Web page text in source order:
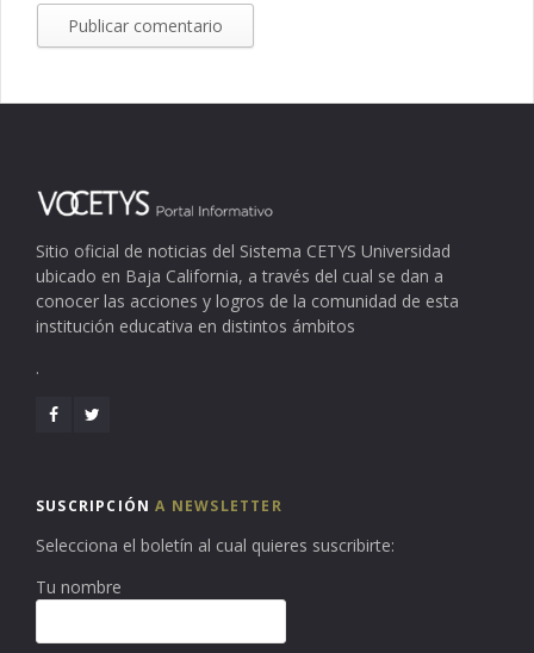
Sitio oficial de noticias del Sistema CETYS Universidad
ubicado en Baja California, a través del cual se dan a
conocer las acciones y logros de la comunidad de esta
institución educativa en distintos ámbitos
.
SUSCRIPCIÓNA NEWSLETTER
Selecciona el boletín al cual quieres suscribirte:
Tu nombre